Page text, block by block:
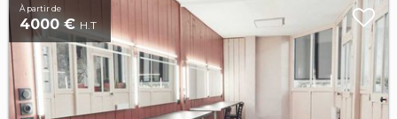
À partir de
4000 €H.T